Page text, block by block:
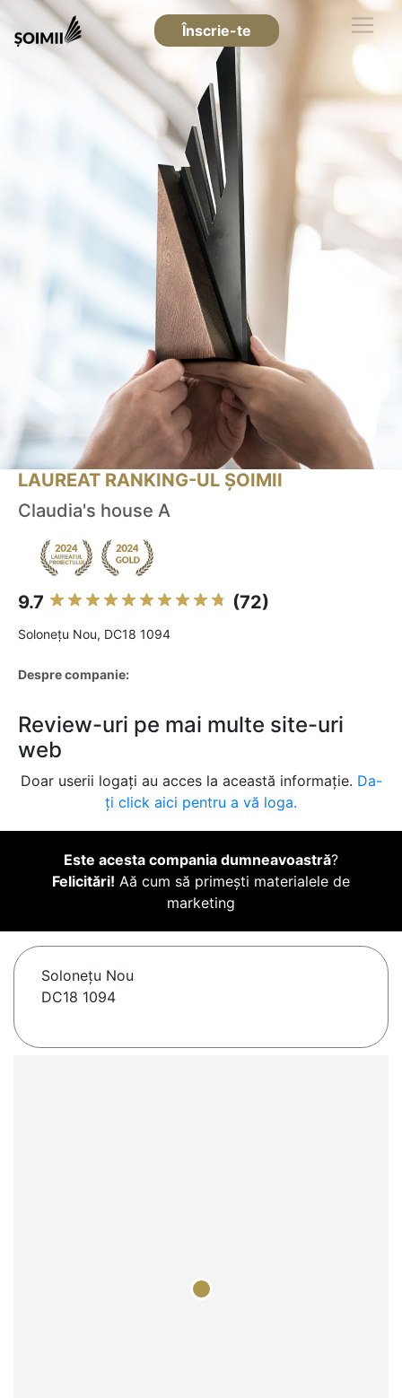
Înscrie-te
LAUREAT RANKING-UL ȘOIMII
Claudia's house A
9.7 (72)
Soloneţu Nou, DC18 1094
Despre companie:
Review-uri pe mai multe site-uri
web
Doar userii logați au acces la această informație. Da-
ți click aici pentru a vă loga.
Este acesta compania dumneavoastră?
Felicitări! Aă cum să primești materialele de
marketing
Soloneţu Nou
DC18 1094